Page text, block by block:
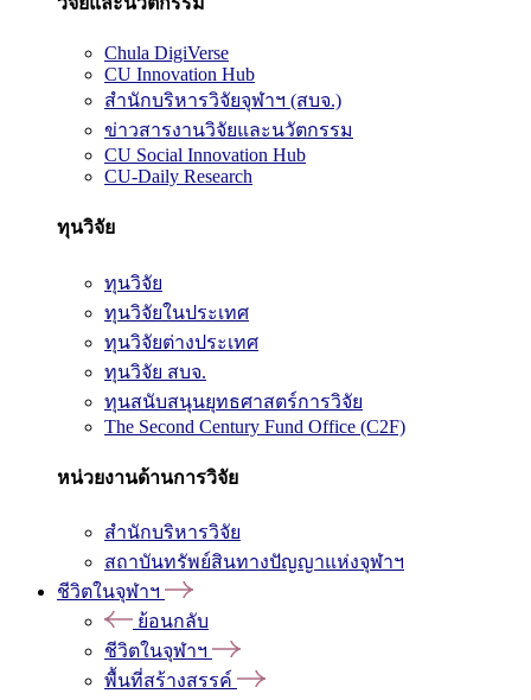
Chula DigiVerse
CU Innovation Hub
สำนักบริหารวิจัยจุฬาฯ (สบจ.)
ข่าวสารงานวิจัยและนวัตกรรม
CU Social Innovation Hub
CU-Daily Research
ทุนวิจัย
ทุนวิจัย
ทุนวิจัยในประเทศ
ทุนวิจัยต่างประเทศ
ทุนวิจัย สบจ.
ทุนสนับสนุนยุทธศาสตร์การวิจัย
The Second Century Fund Office (C2F)
หน่วยงานด้านการวิจัย
สำนักบริหารวิจัย
สถาบันทรัพย์สินทางปัญญาแห่งจุฬาฯ
ชีวิตในจุฬาฯ
ย้อนกลับ
ชีวิตในจุฬาฯ
พื้นที่สร้างสรรค์